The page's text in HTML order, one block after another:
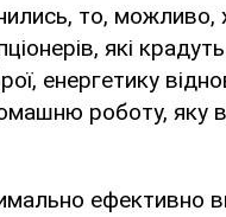
то, можливо,
які
енергетику
роботу, яку
ефективно